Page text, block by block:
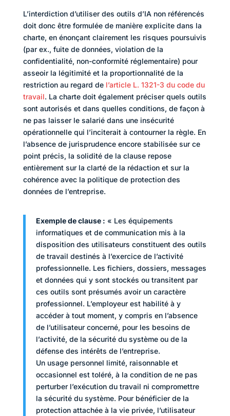
L’interdiction d’utiliser des outils d’IA non référencés
doit donc être formulée de manière explicite dans la
charte, en énonçant clairement les risques poursuivis
(par ex., fuite de données, violation de la
confidentialité, non-conformité réglementaire) pour
asseoir la légitimité et la proportionnalité de la
restriction au regard de l’article L. 1321-3 du code du
travail. La charte doit également préciser quels outils
sont autorisés et dans quelles conditions, de façon à
ne pas laisser le salarié dans une insécurité
opérationnelle qui l’inciterait à contourner la règle. En
l’absence de jurisprudence encore stabilisée sur ce
point précis, la solidité de la clause repose
entièrement sur la clarté de la rédaction et sur la
cohérence avec la politique de protection des
données de l’entreprise.
Exemple de clause : « Les équipements
informatiques et de communication mis à la
disposition des utilisateurs constituent des outils
de travail destinés à l’exercice de l’activité
professionnelle. Les fichiers, dossiers, messages
et données qui y sont stockés ou transitent par
ces outils sont présumés avoir un caractère
professionnel. L’employeur est habilité à y
accéder à tout moment, y compris en l’absence
de l’utilisateur concerné, pour les besoins de
l’activité, de la sécurité du système ou de la
défense des intérêts de l’entreprise.
Un usage personnel limité, raisonnable et
occasionnel est toléré, à la condition de ne pas
perturber l’exécution du travail ni compromettre
la sécurité du système. Pour bénéficier de la
protection attachée à la vie privée, l’utilisateur